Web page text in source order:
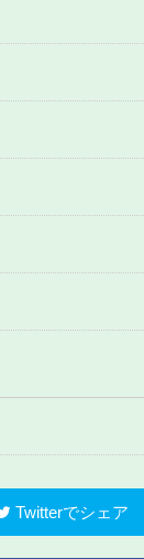
Twitterでシェア